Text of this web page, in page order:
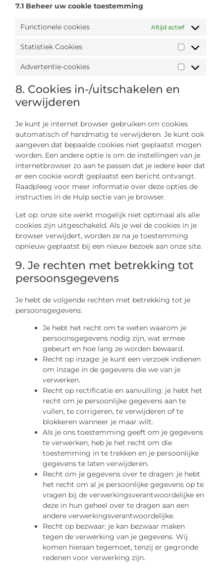
7.1 Beheer uw cookie toestemming
Functionele cookies Altijd actief
Statistiek Cookies
Advertentie-cookies
8. Cookies in-/uitschakelen en
verwijderen
Je kunt je internet browser gebruiken om cookies
automatisch of handmatig te verwijderen. Je kunt ook
aangeven dat bepaalde cookies niet geplaatst mogen
worden. Een andere optie is om de instellingen van je
internetbrowser zo aan te passen dat je iedere keer dat
er een cookie wordt geplaatst een bericht ontvangt.
Raadpleeg voor meer informatie over deze opties de
instructies in de Hulp sectie van je browser.
Let op: onze site werkt mogelijk niet optimaal als alle
cookies zijn uitgeschakeld. Als je wel de cookies in je
browser verwijdert, worden ze na je toestemming
opnieuw geplaatst bij een nieuw bezoek aan onze site.
9. Je rechten met betrekking tot
persoonsgegevens
Je hebt de volgende rechten met betrekking tot je
persoonsgegevens:
Je hebt het recht om te weten waarom je
persoonsgegevens nodig zijn, wat ermee
gebeurt en hoe lang ze worden bewaard.
Recht op inzage: je kunt een verzoek indienen
om inzage in de gegevens die we van je
verwerken.
Recht op rectificatie en aanvulling: je hebt het
recht om je persoonlijke gegevens aan te
vullen, te corrigeren, te verwijderen of te
blokkeren wanneer je maar wilt.
Als je ons toestemming geeft om je gegevens
te verwerken, heb je het recht om die
toestemming in te trekken en je persoonlijke
gegevens te laten verwijderen.
Recht om je gegevens over te dragen: je hebt
het recht om al je persoonlijke gegevens op te
vragen bij de verwerkingsverantwoordelijke en
deze in hun geheel over te dragen aan een
andere verwerkingsverantwoordelijke.
Recht op bezwaar: je kan bezwaar maken
tegen de verwerking van je gegevens. Wij
komen hieraan tegemoet, tenzij er gegronde
redenen voor verwerking zijn.